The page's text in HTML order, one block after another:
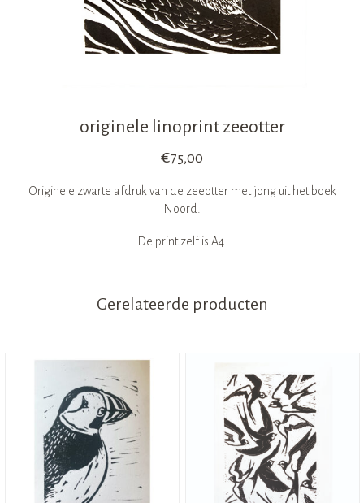
originele linoprint zeeotter
€75,00
Originele zwarte afdruk van de zeeotter met jong uit het boek
Noord.
De print zelf is A4.
Gerelateerde producten